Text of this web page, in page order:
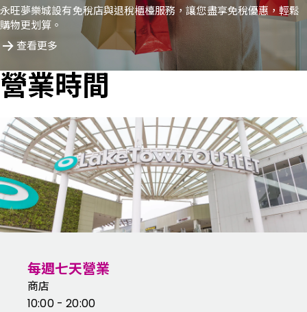
永旺夢樂城設有免稅店與退稅櫃檯服務，讓您盡享免稅優惠，輕鬆
購物更划算。
查看更多
營業時間
每週七天營業
商店
10:00 - 20:00